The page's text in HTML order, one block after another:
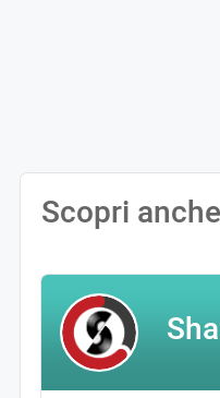
Scopri